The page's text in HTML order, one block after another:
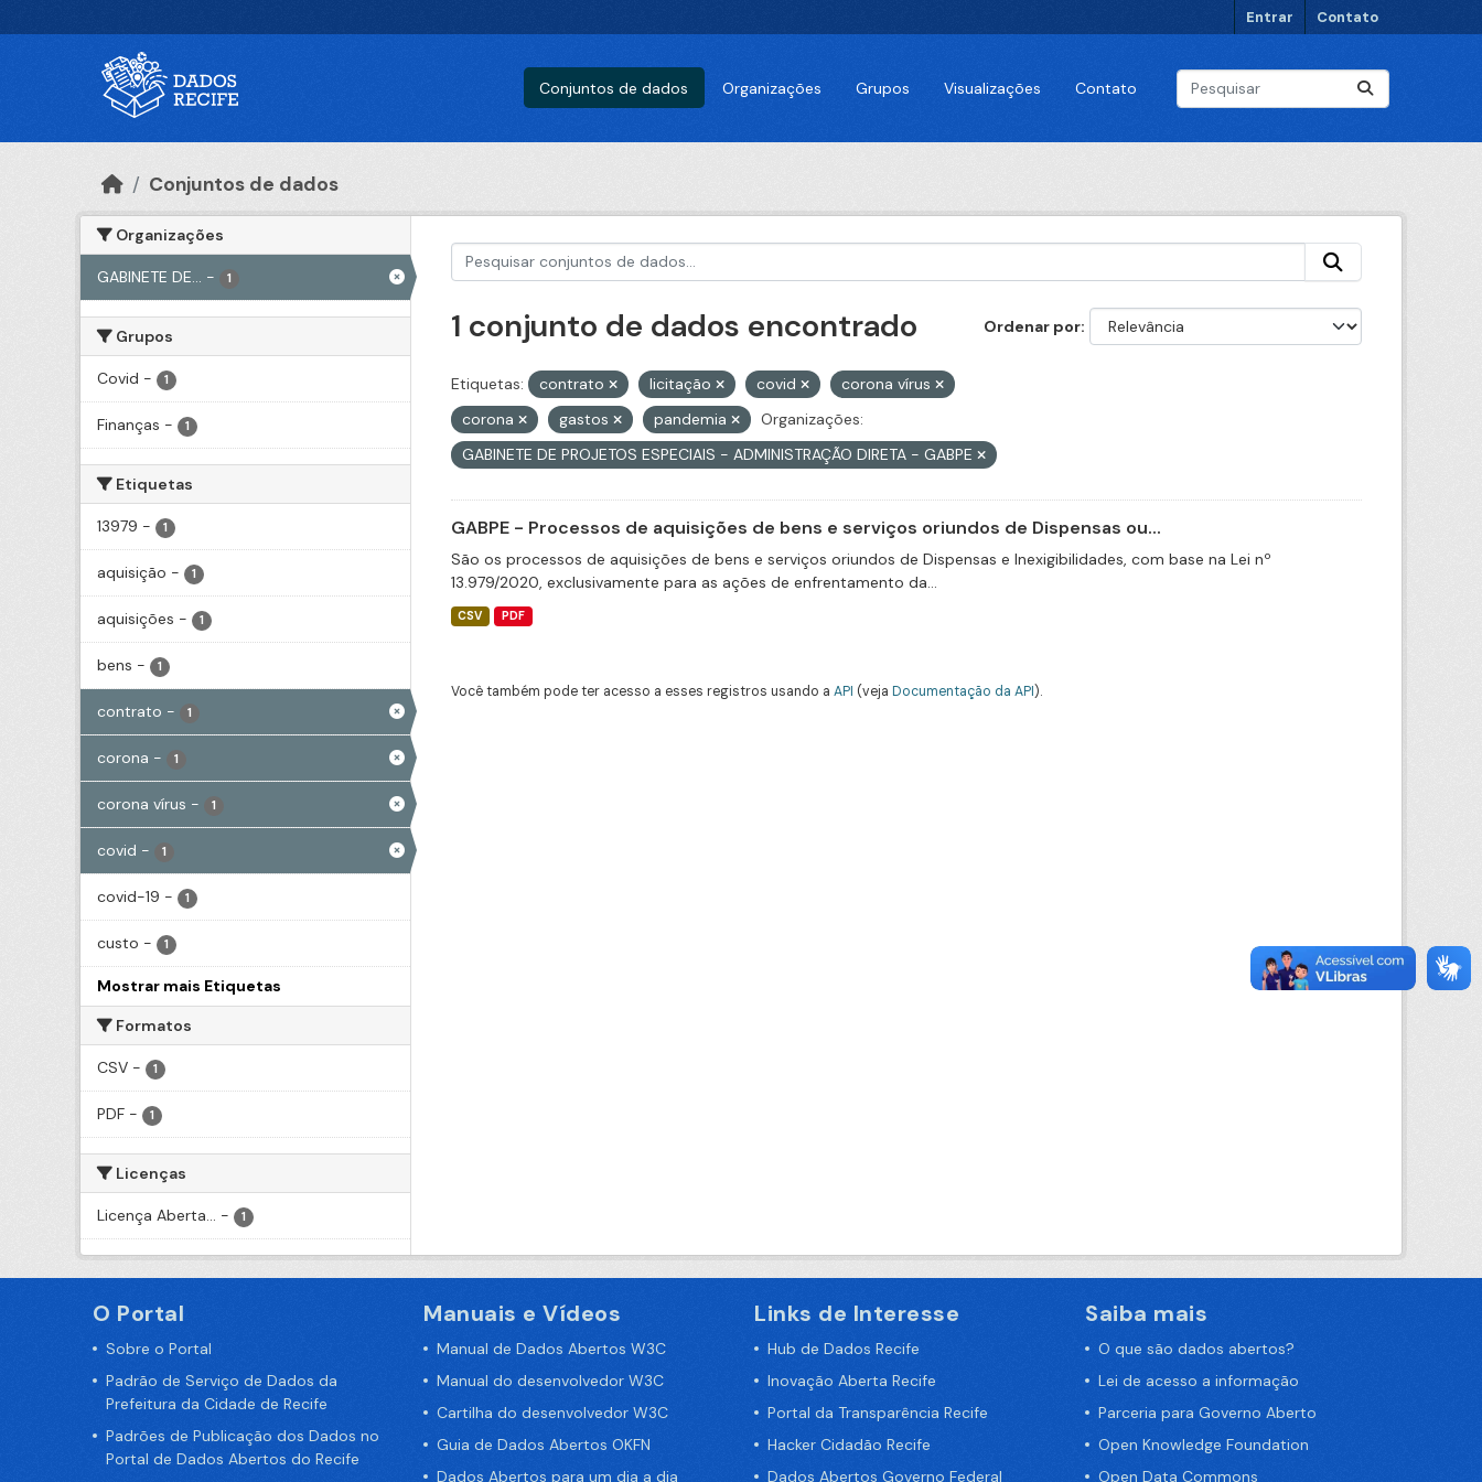
Entrar Contato
Conjuntos de dados Organizações Grupos Visualizações Contato
Conjuntos de dados
Organizações
GABINETE DE... - 1
Grupos
Covid - 1
Finanças - 1
Etiquetas
13979 - 1
aquisição - 1
aquisições - 1
bens - 1
contrato - 1
corona - 1
corona vírus - 1
covid - 1
covid-19 - 1
custo - 1
Mostrar mais Etiquetas
Formatos
CSV - 1
PDF - 1
Licenças
Licença Aberta... - 1
Ordenar por
1 conjunto de dados encontrado
Etiquetas: contrato licitação covid
corona vírus
corona
gastos pandemia
Organizações:
GABINETE DE PROJETOS ESPECIAIS - ADMINISTRAÇÃO DIRETA - GABPE
GABPE - Processos de aquisições de bens e serviços oriundos de Dispensas ou...
São os processos de aquisições de bens e serviços oriundos de Dispensas e Inexigibilidades, com base na Lei nº
13.979/2020, exclusivamente para as ações de enfrentamento da...
CSV PDF
Você também pode ter acesso a esses registros usando a API (veja Documentação da API).
O Portal
Sobre o Portal
Padrão de Serviço de Dados da
Prefeitura da Cidade de Recife
Padrões de Publicação dos Dados no
Portal de Dados Abertos do Recife
Manuais e Vídeos
Manual de Dados Abertos W3C
Manual do desenvolvedor W3C
Cartilha do desenvolvedor W3C
Guia de Dados Abertos OKFN
Dados Abertos para um dia a dia
Links de Interesse
Hub de Dados Recife
Inovação Aberta Recife
Portal da Transparência Recife
Hacker Cidadão Recife
Dados Abertos Governo Federal
Saiba mais
O que são dados abertos?
Lei de acesso a informação
Parceria para Governo Aberto
Open Knowledge Foundation
Open Data Commons